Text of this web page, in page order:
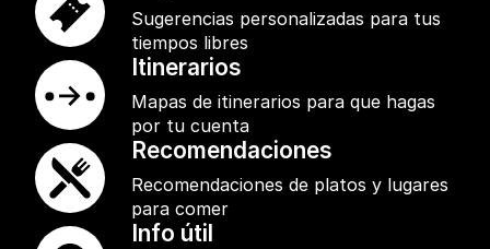
Sugerencias personalizadas para tus
tiempos libres
Itinerarios
Mapas de itinerarios para que hagas
por tu cuenta
Recomendaciones
Recomendaciones de platos y lugares
para comer
Info útil